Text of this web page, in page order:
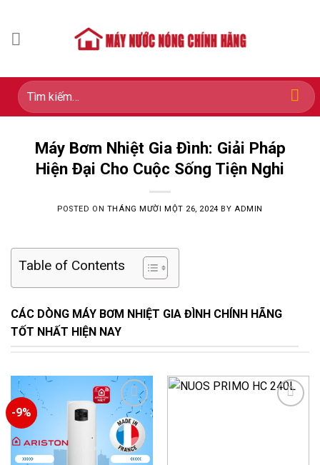
content
Tìm
kiếm:
Máy Bơm Nhiệt Gia Đình: Giải Pháp
Hiện Đại Cho Cuộc Sống Tiện Nghi
POSTED ON THÁNG MƯỜI MỘT 26, 2024 BY ADMIN
Table of Contents
CÁC DÒNG MÁY BƠM NHIỆT GIA ĐÌNH CHÍNH HÃNG
TỐT NHẤT HIỆN NAY
-9%
Add to
wishlist